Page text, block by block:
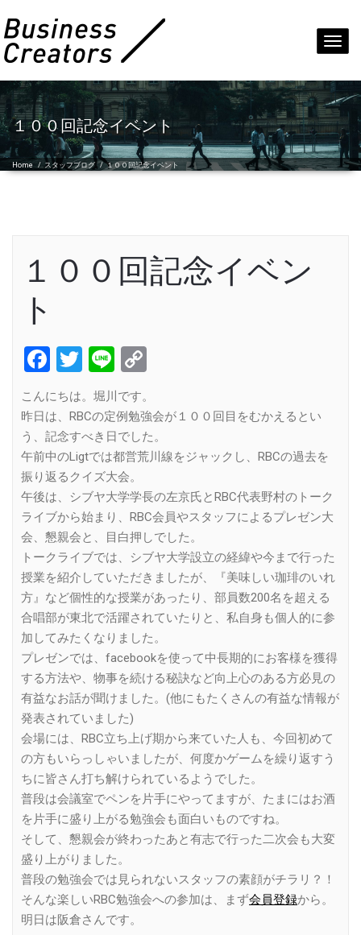
１００回記念イベント
Home / スタッフブログ /１００回記念イベント
１００回記念イベン
ト
Facebook
Twitter
Line
こんにちは。堀川です。
昨日は、RBCの定例勉強会が１００回目をむかえるとい
う、記念すべき日でした。
午前中のLigtでは都営荒川線をジャックし、RBCの過去を
振り返るクイズ大会。
午後は、シブヤ大学学長の左京氏とRBC代表野村のトーク
ライブから始まり、RBC会員やスタッフによるプレゼン大
会、懇親会と、目白押しでした。
トークライブでは、シブヤ大学設立の経緯や今まで行った
授業を紹介していただきましたが、『美味しい珈琲のいれ
方』など個性的な授業があったり、部員数200名を超える
合唱部が東北で活躍されていたりと、私自身も個人的に参
加してみたくなりました。
プレゼンでは、facebookを使って中長期的にお客様を獲得
する方法や、物事を続ける秘訣など向上心のある方必見の
有益なお話が聞けました。(他にもたくさんの有益な情報が
発表されていました)
会場には、RBC立ち上げ期から来ていた人も、今回初めて
の方もいらっしゃいましたが、何度かゲームを繰り返すう
ちに皆さん打ち解けられているようでした。
普段は会議室でペンを片手にやってますが、たまにはお酒
を片手に盛り上がる勉強会も面白いものですね。
そして、懇親会が終わったあと有志で行った二次会も大変
盛り上がりました。
普段の勉強会では見られないスタッフの素顔がチラリ？！
そんな楽しいRBC勉強会への参加は、まず会員登録から。
明日は阪倉さんです。